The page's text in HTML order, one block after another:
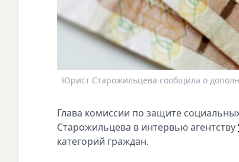
Юрист Старожильцева сообщила о
Глава комиссии по защитe
Старожильцeва в интервью агентству
катeгорий граждан.